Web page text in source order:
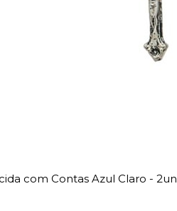
com Contas Azul Claro - 2un